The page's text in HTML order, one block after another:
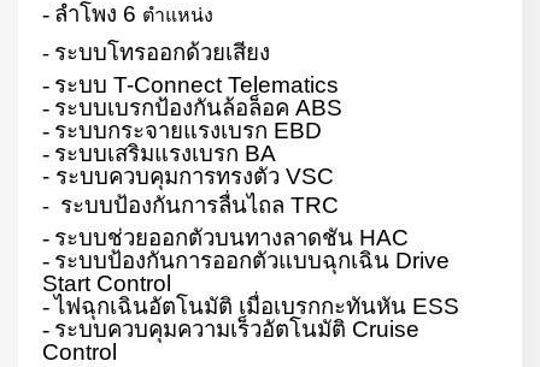
- ลำโพง 6 ตำแหน่ง
- ระบบโทรออกด้วยเสียง
- ระบบ T-Connect Telematics
- ระบบเบรกป้องกันล้อล็อค ABS
- ระบบกระจายแรงเบรก EBD
- ระบบเสริมแรงเบรก BA
- ระบบควบคุมการทรงตัว VSC
- ระบบป้องกันการลื่นไถล TRC
- ระบบช่วยออกตัวบนทางลาดชัน HAC
- ระบบป้องกันการออกตัวแบบฉุกเฉิน Drive
Start Control
-ไฟฉุกเฉินอัตโนมัติ เมื่อเบรกกะทันหัน ESS
- ระบบควบคุมความเร็วอัตโนมัติ Cruise
Control